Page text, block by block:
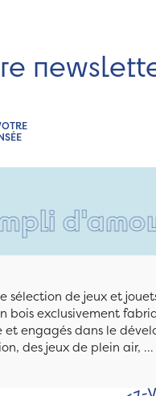
•
sélection de jeux et
exclusivement
engagés dans le
des jeux de plein air,